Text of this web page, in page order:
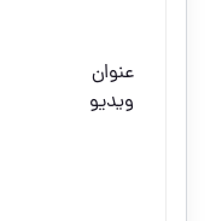
عنوان
ویدیو